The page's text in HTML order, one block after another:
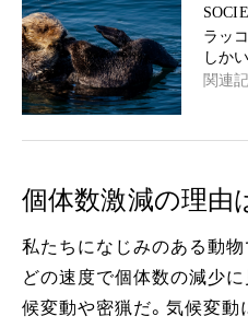
ラッ
しか
関連
個体数激減の理由
私たちになじみのある動物
どの速度で個体数の減少
候変動や密猟だ。気候変